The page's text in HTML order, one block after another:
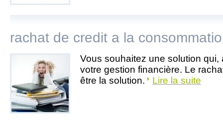
rachat de credit a la
Vous souhaitez une solution qui,
votre gestion financière. Le
être la solution.
Lire la suite